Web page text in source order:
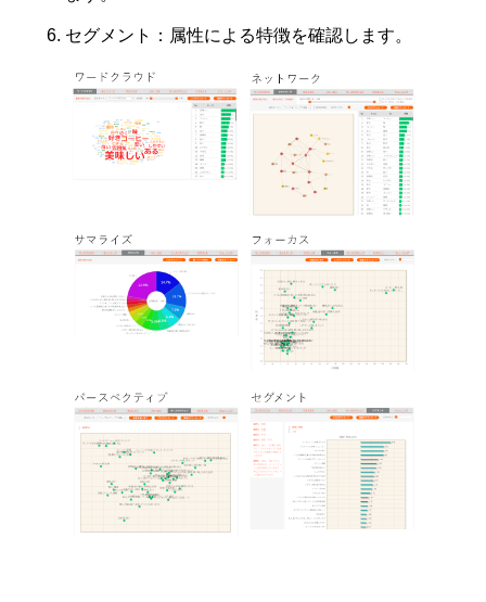
セグメント：属性による特徴を確認します。